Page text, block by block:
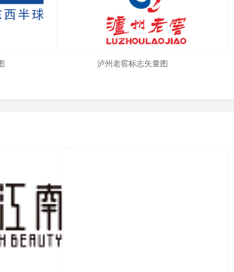
泸州老窖标志矢量图